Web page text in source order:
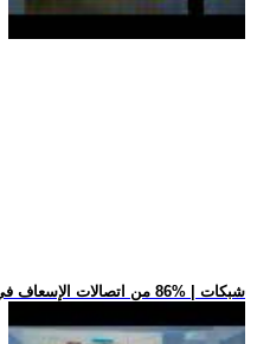
.. شبكات | %86 من اتصالات الإسعاف في مصر معاكسات وعبث.. ما الدا